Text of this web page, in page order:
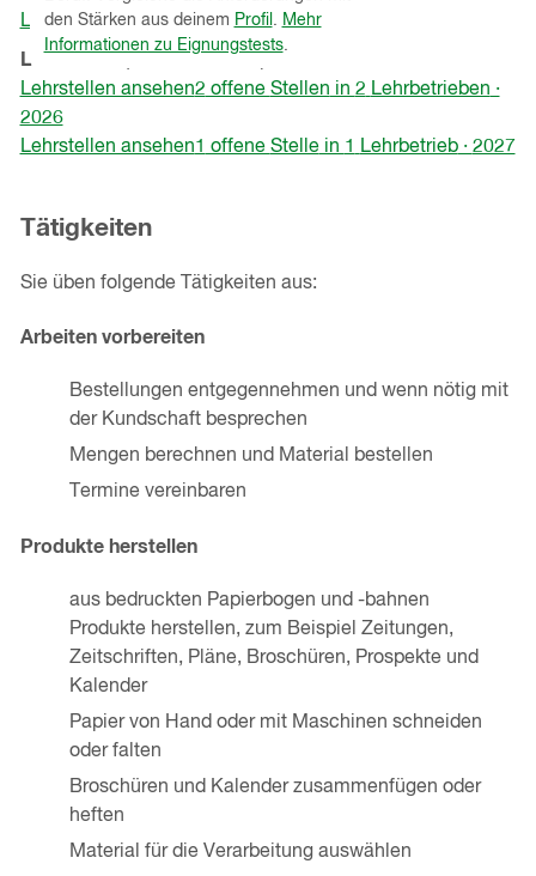
den Stärken aus deinem Profil . Mehr
Informationen zu Eignungstests.
einem
neuen
Lehrbetriebe ansehen
Lehrstellen
Lehrstellen ansehen2 offene Stellen in 2 Lehrbetrieben ·
2026
Lehrstellen ansehen1 offene Stellein 1 Lehrbetrieb· 2027
Tätigkeiten
Sie üben folgende Tätigkeiten aus:
Arbeiten vorbereiten
Bestellungen entgegennehmen und wenn nötig mit
der Kundschaft besprechen
Mengen berechnen und Material bestellen
Termine vereinbaren
Produkte herstellen
aus bedruckten Papierbogen und -bahnen
Produkte herstellen, zum Beispiel Zeitungen,
Zeitschriften, Pläne, Broschüren, Prospekte und
Kalender
Papier von Hand oder mit Maschinen schneiden
oder falten
Broschüren und Kalender zusammenfügen oder
heften
Material für die Verarbeitung auswählen